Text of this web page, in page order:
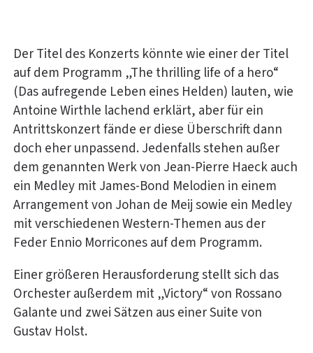
Der Titel des Konzerts könnte wie einer der Titel
auf dem Programm „The thrilling life of a hero“
(Das aufregende Leben eines Helden) lauten, wie
Antoine Wirthle lachend erklärt, aber für ein
Antrittskonzert fände er diese Überschrift dann
doch eher unpassend. Jedenfalls stehen außer
dem genannten Werk von Jean-Pierre Haeck auch
ein Medley mit James-Bond Melodien in einem
Arrangement von Johan de Meij sowie ein Medley
mit verschiedenen Western-Themen aus der
Feder Ennio Morricones auf dem Programm.
Einer größeren Herausforderung stellt sich das
Orchester außerdem mit „Victory“ von Rossano
Galante und zwei Sätzen aus einer Suite von
Gustav Holst.